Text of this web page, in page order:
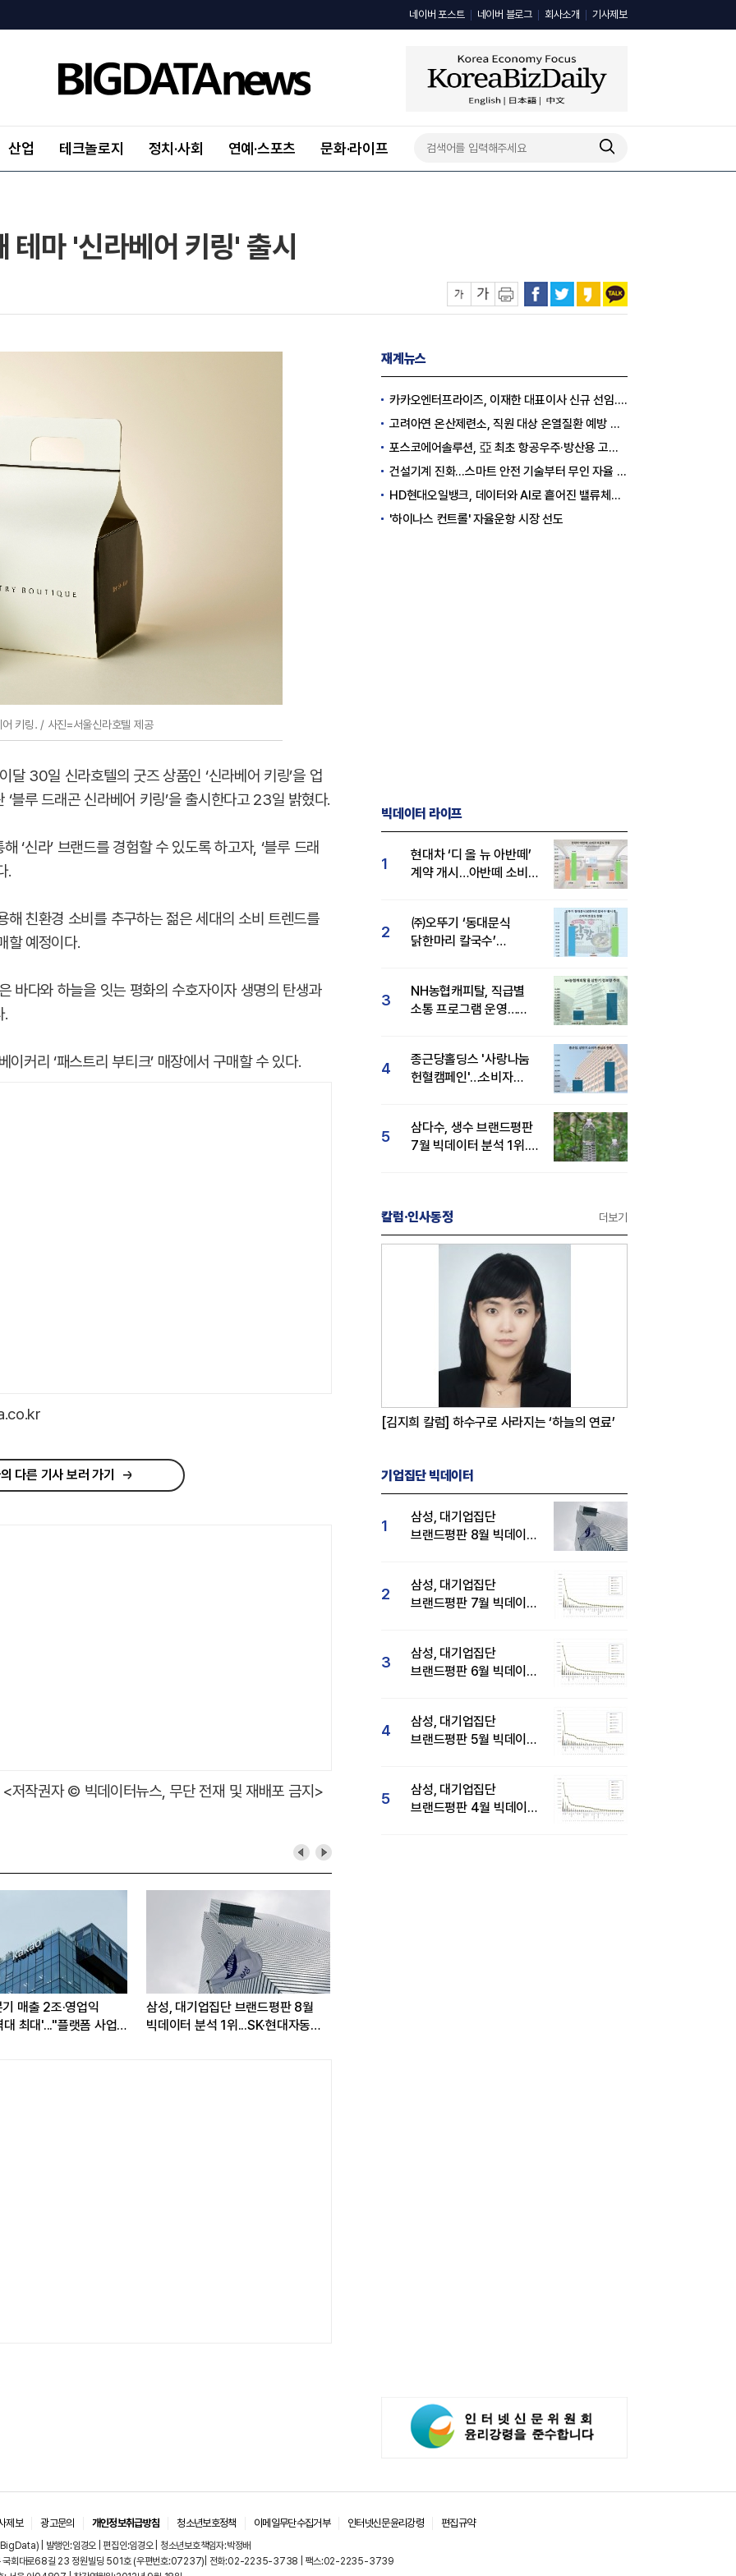
네이버 포스트 네이버 블로그 회사소개 기사제보
산업 테크놀로지 정치·사회 연예·스포츠 문화·라이프
테마 '신라베어 키링' 출시
어 키링. / 사진=서울신라호텔 제공
30일 신라호텔의 굿즈 상품인 ‘신라베어 키링’을 업
블루 드래곤 신라베어 키링’을 출시한다고 23일 밝혔다.
‘신라’ 브랜드를 경험할 수 있도록 하고자, ‘블루 드래
.
친환경 소비를 추구하는 젊은 세대의 소비 트렌드를
할 예정이다.
바다와 하늘을 잇는 평화의 수호자이자 생명의 탄생과
.
이커리 ‘패스트리 부티크’ 매장에서 구매할 수 있다.
다른 기사 보러 가기
<저작권자 © 빅데이터뉴스, 무단 전재 및 재배포 금지>
매출 2조·영업익
최대'..."플랫폼 사업
삼성, 대기업집단 브랜드평판 8월
빅데이터 분석 1위...SK·현대자동차
재계뉴스
카카오엔터프라이즈, 이재한 대표이사 신규 선임..."AI 전환 선도"
고려아연 온산제련소, 직원 대상 온열질환 예방 안전 실천 캠페인 실시
포스코에어솔루션, 亞 최초 항공우주·방산용 고순도 가스 국제 인증 획득
건설기계 진화…스마트 안전 기술부터 무인 자율 굴착기까지
HD현대오일뱅크, 데이터와 AI로 흩어진 밸류체인 연결
'하이나스 컨트롤' 자율운항 시장 선도
빅데이터 라이프
1
현대차 ‘디 올 뉴 아반떼’
계약 개시…아반떼 소비자
2
㈜오뚜기 ‘동대문식
닭한마리 칼국수’
3
NH농협캐피탈, 직급별
소통 프로그램 운영…
4
종근당홀딩스 '사랑나눔
헌혈캠페인'…소비자
5
삼다수, 생수 브랜드평판
7월 빅데이터 분석 1위...
칼럼·인사동정 더보기
[김지희 칼럼] 하수구로 사라지는 ‘하늘의 연료’
기업집단 빅데이터
1
삼성, 대기업집단
브랜드평판 8월 빅데이터
2
삼성, 대기업집단
브랜드평판 7월 빅데이터
3
삼성, 대기업집단
브랜드평판 6월 빅데이터
4
삼성, 대기업집단
브랜드평판 5월 빅데이터
5
삼성, 대기업집단
브랜드평판 4월 빅데이터
제보 광고문의 개인정보취급방침 청소년보호정책 이메일무단수집거부 인터넷신문윤리강령 편집규약
| 발행인:임경오 | 편집인:임경오 | 청소년보호책임자:박정배
국회대로68길 23 정원빌딩 501호 (우편번호:07237)| 전화:02-2235-3738 | 팩스:02-2235-3739